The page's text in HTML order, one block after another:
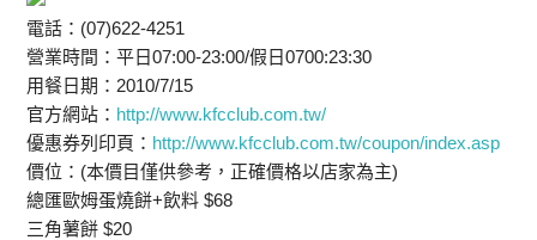
電話：(07)622-4251
營業時間：平日07:00-23:00/假日0700:23:30
用餐日期：2010/7/15
官方網站： http://www.kfcclub.com.tw/
優惠券列印頁： http://www.kfcclub.com.tw/coupon/index.asp
價位：(本價目僅供參考，正確價格以店家為主)
總匯歐姆蛋燒餅+飲料 $68
三角薯餅 $20